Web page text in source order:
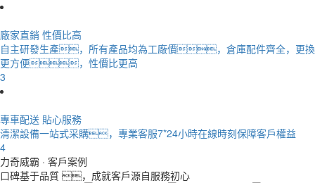
廠家直銷 性價比高
自主研發生產，所有產品均為工廠價，倉庫配件齊全，更換
更方便，性價比更高
3
專車配送 貼心服務
清潔設備一站式采購，專業客服7*24小時在線時刻保障客戶權益
4
力奇威霸 · 客戶案例
口碑基于品質 ，成就客戶源自服務初心